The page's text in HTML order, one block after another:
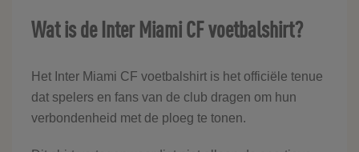
Wat is de Inter Miami CF voetbalshirt?
Het Inter Miami CF voetbalshirt is het officiële tenue
dat spelers en fans van de club dragen om hun
verbondenheid met de ploeg te tonen.